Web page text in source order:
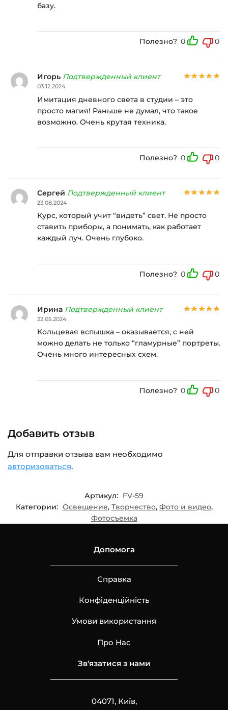
базу.
Полезно? 0 0
Игорь Подтвержденный клиент
03.12.2024
Имитация дневного света в студии – это
просто магия! Раньше не думал, что такое
возможно. Очень крутая техника.
Полезно? 0 0
Сергей Подтвержденный клиент
23.08.2024
Курс, который учит “видеть” свет. Не просто
ставить приборы, а понимать, как работает
каждый луч. Очень глубоко.
Полезно? 0 0
Ирина Подтвержденный клиент
22.05.2024
Кольцевая вспышка – оказывается, с ней
можно делать не только “гламурные” портреты.
Очень много интересных схем.
Полезно? 0 0
Добавить отзыв
Для отправки отзыва вам необходимо
авторизоваться.
Артикул: FV-59
Категории: Освещение, Творчество, Фото и видео,
Фотосъемка
Допомога
Справка
Конфіденційність
Умови використання
Про Нас
Зв'язатися з нами
04071, Київ,